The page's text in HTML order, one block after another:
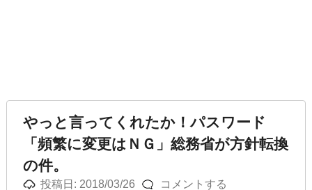
やっと言ってくれたか！パスワード
「頻繁に変更はＮＧ」総務省が方針転換
の件。
投稿日: 2018/03/26 コメントする